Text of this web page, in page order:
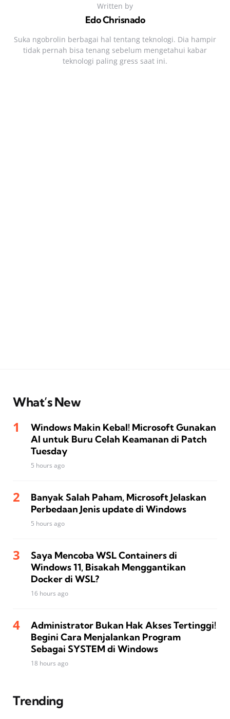
Written by
Edo Chrisnado
Suka ngobrolin berbagai hal tentang teknologi. Dia hampir
tidak pernah bisa tenang sebelum mengetahui kabar
teknologi paling gress saat ini.
What’s New
Windows Makin Kebal! Microsoft Gunakan
AI untuk Buru Celah Keamanan di Patch
Tuesday
5 hours ago
Banyak Salah Paham, Microsoft Jelaskan
Perbedaan Jenis update di Windows
5 hours ago
Saya Mencoba WSL Containers di
Windows 11, Bisakah Menggantikan
Docker di WSL?
16 hours ago
Administrator Bukan Hak Akses Tertinggi!
Begini Cara Menjalankan Program
Sebagai SYSTEM di Windows
18 hours ago
Trending